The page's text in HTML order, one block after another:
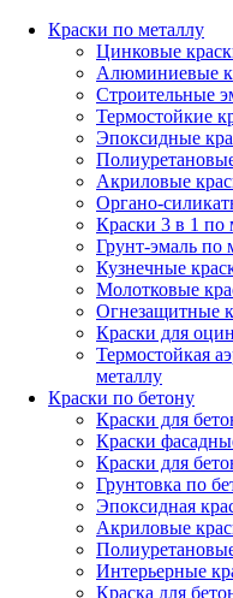
Краски по металлу
Цинковые
Алюминиевые
Строительные
Термостойкие
Эпоксидные
Акриловые
Органо-
Краски 3 в 1 по
Грунт-эмаль по
Кузнечные
Молотковые
Огнезащитные
Краски для
Термостойкая
металлу
Краски по бетону
Краски для
Краски
Краски для
Грунтовка по
Эпоксидная
Акриловые
Интерьерные
Краска для